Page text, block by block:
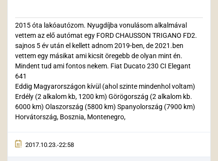
2015 óta lakóautózom. Nyugdíjba vonulásom alkalmával
vettem az elő autómat egy FORD CHAUSSON TRIGANO FD2.
sajnos 5 év után el kellett adnom 2019-ben, de 2021.ben
vettem egy másikat ami kicsit öregebb de olyan mint én.
Mindent tud ami fontos nekem. Fiat Ducato 230 CI Elegant
641
Eddig Magyarországon kívül (ahol szinte mindenhol voltam)
Erdély (2 alkalom kb, 1200 km) Görögország (2 alkalom kb.
6000 km) Olaszország (5800 km) Spanyolország (7900 km)
Horvátország, Bosznia, Montenegro,
2017.10.23.-22:58